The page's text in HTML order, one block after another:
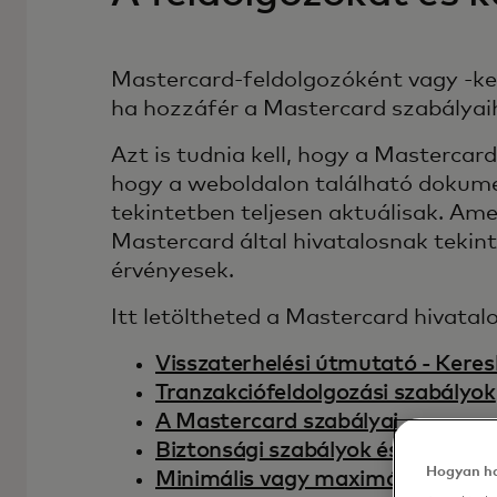
Mastercard-feldolgozóként vagy -
ha hozzáfér a Mastercard
Azt is tudnia kell, hogy a
hogy a weboldalon található
tekintetben teljesen aktuálisak.
Mastercard által hivatalosnak
érvényesek.
Itt letöltheted a Mastercard
Visszaterhelési útmutató -
Tranzakciófeldolgozási szabályok
A Mastercard szabályai
Biztonsági szabályok és
Minimális vagy maximális
Hogyan